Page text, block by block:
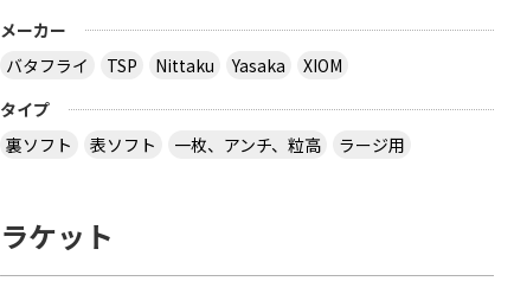
メーカー
バタフライ
TSP Nittaku Yasaka
XIOM
タイプ
裏ソフト
表ソフト 一枚、アンチ、粒高 ラージ用
ラケット